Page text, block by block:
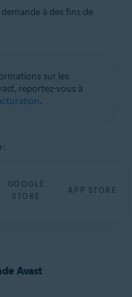
demande à des fins de
sur les
reportez-vous à
.
:
GOOGLE
STORE
APP STORE
Avast